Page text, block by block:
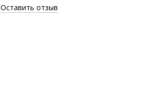
Оставить отзыв